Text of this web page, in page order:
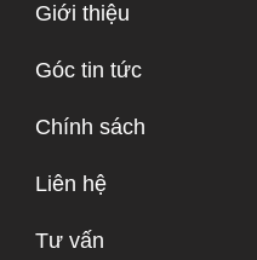
Giới thiệu
Góc tin tức
Chính sách
Liên hệ
Tư vấn